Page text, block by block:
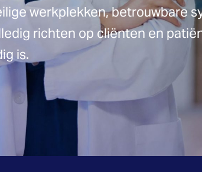
werkplekken, betrouwbare
richten op cliënten en
is.